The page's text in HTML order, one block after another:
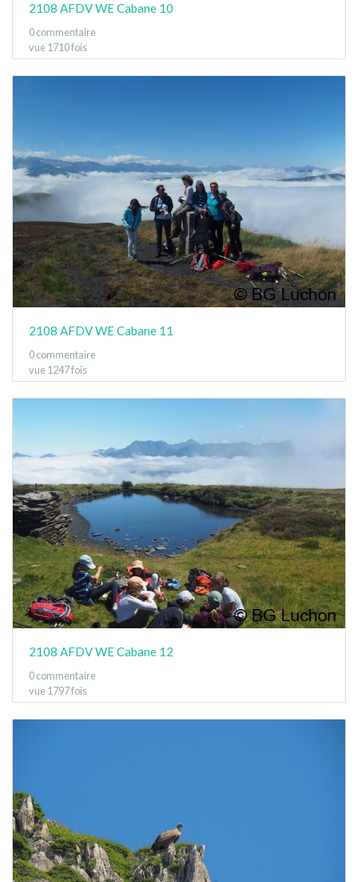
2108 AFDV WE Cabane 10
0 commentaire
vue 1710 fois
2108 AFDV WE Cabane 11
0 commentaire
vue 1247 fois
2108 AFDV WE Cabane 12
0 commentaire
vue 1797 fois